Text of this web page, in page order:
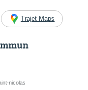
Trajet Maps
nicolas